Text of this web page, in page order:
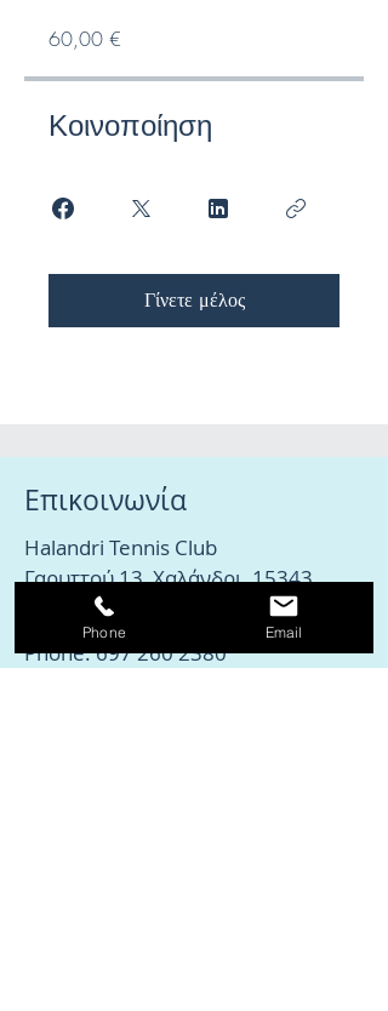
60,00 €
Κοινοποίηση
Γίνετε μέλος
Επικοινωνία
Halandri Tennis Club
Γαρυττού 13, Χαλάνδρι, 15343
Email:kaplani83@yahoo.gr
Phone:697 260 2380
Phone Email